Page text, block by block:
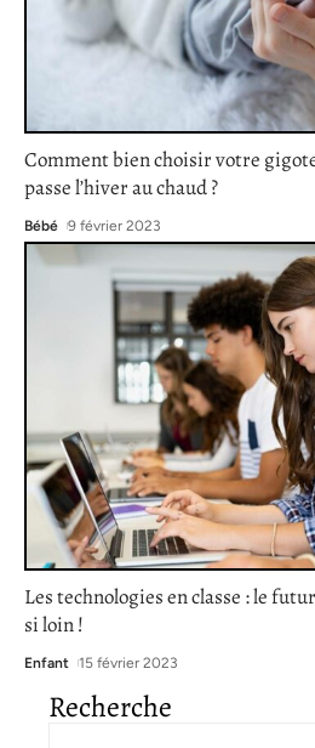
Comment bien choisir votre
passe l’hiver au chaud ?
Bébé 9 février 2023
Les technologies en classe : le
si loin !
Enfant 15 février 2023
Recherche